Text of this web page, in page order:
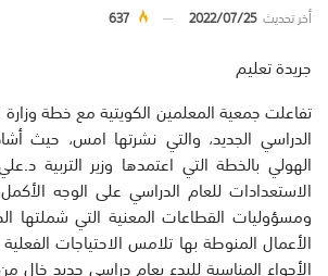
أخر تحديث2022/07/25
637
جريدة تعليم
تفاعلت جمعية المعلمين الكويتية مع خطة وزارة
الدراسي الجديد، والتي نشرتها امس، حيث
الهولي بالخطة التي اعتمدها وزير التربية
الاستعدادات للعام الدراسي على الوجه
ومسؤوليات القطاعات المعنية التي شملتها
الأعمال المنوطة بها تلامس الاحتياجات
الأجواء المناسبة للبدء بعام دراسي جديد خال